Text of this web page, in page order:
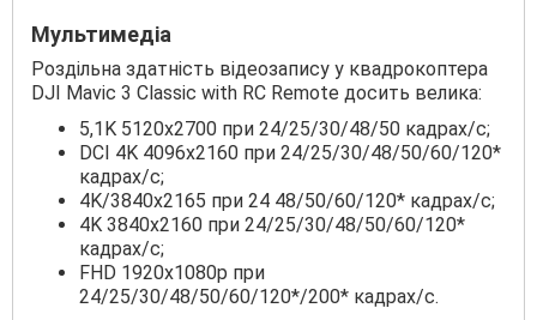
Мультимедіа
Роздільна здатність відеозапису у квадрокоптера
DJI Mavic 3 Classic with RC Remote досить велика:
5,1K 5120x2700 при 24/25/30/48/50 кадрах/c;
DCI 4K 4096x2160 при 24/25/30/48/50/60/120*
кадрах/с;
4K/3840x2165 при 24 48/50/60/120* кадрах/с;
4K 3840x2160 при 24/25/30/48/50/60/120*
кадрах/с;
FHD 1920x1080p при
24/25/30/48/50/60/120*/200* кадрах/с.